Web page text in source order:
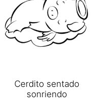
Cerdito sentado
sonriendo